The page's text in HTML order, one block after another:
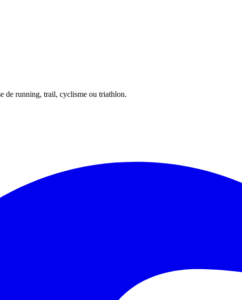
de running, trail, cyclisme ou triathlon.